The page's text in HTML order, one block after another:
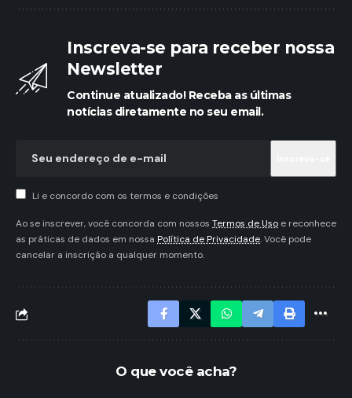
Inscreva-se para receber nossa
Newsletter
Continue atualizado! Receba as últimas
notícias diretamente no seu email.
Li e concordo com os termos e condições
Ao se inscrever, você concorda com nossos Termos de Uso e reconhece
as práticas de dados em nossa Política de Privacidade. Você pode
cancelar a inscrição a qualquer momento.
O que você acha?